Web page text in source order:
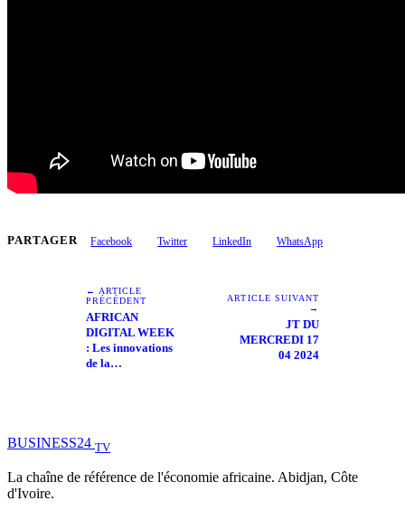
PARTAGER Facebook Twitter LinkedIn WhatsApp
← ARTICLE
PRÉCÉDENT
AFRICAN
DIGITAL WEEK
: Les innovations
de la…
ARTICLE SUIVANT
→
JT DU
MERCREDI 17
04 2024
BUSINESS24 TV
La chaîne de référence de l'économie africaine. Abidjan, Côte
d'Ivoire.